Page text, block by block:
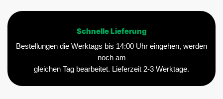
Schnelle Lieferung
Bestellungen die Werktags bis 14:00 Uhr eingehen, werden
noch am
gleichen Tag bearbeitet. Lieferzeit 2-3 Werktage.